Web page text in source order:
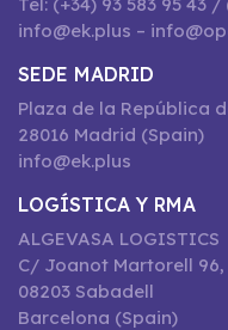
info@ek.plus –
SEDE MADRID
Plaza de la República
28016 Madrid (Spain)
info@ek.plus
LOGÍSTICA Y RMA
ALGEVASA LOGISTICS
C/ Joanot Martorell 96,
08203 Sabadell
Barcelona (Spain)